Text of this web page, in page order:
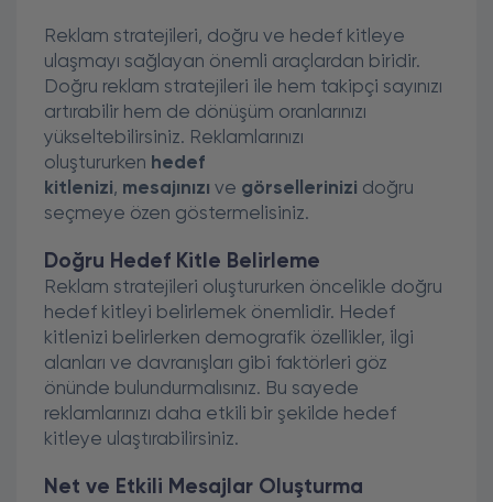
Reklam stratejileri, doğru ve hedef kitleye
ulaşmayı sağlayan önemli araçlardan biridir.
Doğru reklam stratejileri ile hem takipçi sayınızı
artırabilir hem de dönüşüm oranlarınızı
yükseltebilirsiniz. Reklamlarınızı
oluştururken hedef
kitlenizi, mesajınızı ve görsellerinizi doğru
seçmeye özen göstermelisiniz.
Doğru Hedef Kitle Belirleme
Reklam stratejileri oluştururken öncelikle doğru
hedef kitleyi belirlemek önemlidir. Hedef
kitlenizi belirlerken demografik özellikler, ilgi
alanları ve davranışları gibi faktörleri göz
önünde bulundurmalısınız. Bu sayede
reklamlarınızı daha etkili bir şekilde hedef
kitleye ulaştırabilirsiniz.
Net ve Etkili Mesajlar Oluşturma